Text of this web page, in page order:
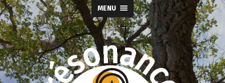
MENU